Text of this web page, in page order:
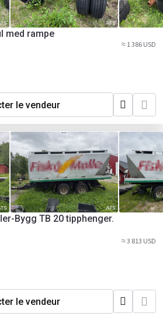
med rampe
≈ 1 386 USD
le vendeur
Bygg TB 20 tipphenger.
≈ 3 813 USD
le vendeur